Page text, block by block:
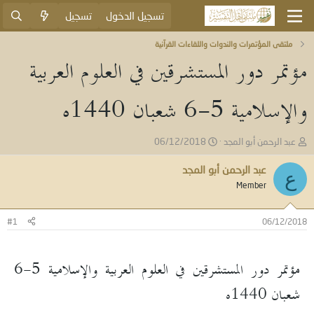
تسجيل الدخول تسجيل
ملتقى المؤتمرات والندوات واللقاءات القرآنية
مؤتمر دور المستشرقين في العلوم العربية
والإسلامية 5-6 شعبان 1440ه
ب
ا
د
ئ
ا
ل
م
و
ع
عبد الرحمن أبو المجد
ت
ا
ر
ب
06/12/2018
ع عبد الرحمن أبو المجد
Member
06/12/2018
#1
مؤتمر دور المستشرقين في العلوم العربية والإسلامية 5-6
شعبان 1440ه